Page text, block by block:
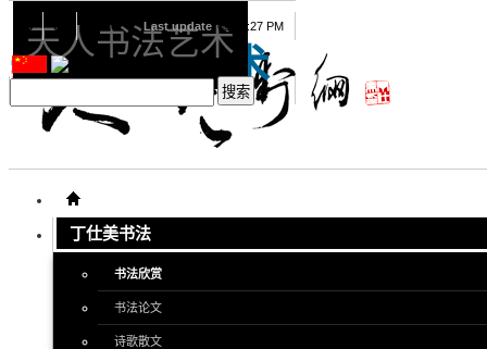
天人书法艺术
丁仕美书法
书法欣赏
书法论文
诗歌散文
08 09 2026 Last update 08:15:27 PM
天人书法艺术